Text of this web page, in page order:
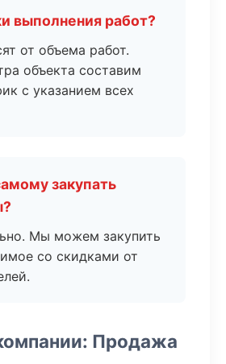
выполнения работ?
от объема работ.
объекта составим
с указанием всех
закупать
Мы можем закупить
со скидками от
Продажа